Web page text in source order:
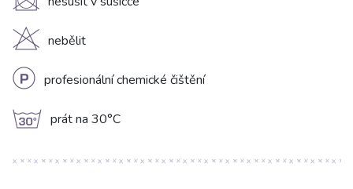
H nebělit
L profesionální chemické čištění
g prát na 30°C